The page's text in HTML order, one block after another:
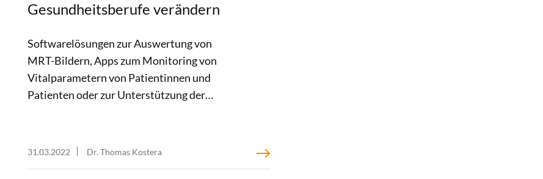
Gesundheitsberufe verändern
Softwarelösungen zur Auswertung von
MRT-Bildern, Apps zum Monitoring von
Vitalparametern von Patientinnen und
Patienten oder zur Unterstützung der
Giganten treiben Digitalisierungsprozesse in
31.03.2022 Dr. Thomas Kostera